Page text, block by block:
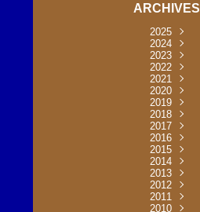
ARCHIVES
2025
Novembre
Juillet(1)
Mai
(1)
Avril
(1)
Janvier(1)
2024
Novembre
Octobre
Août
(1)
Mai
(8)
Avril
(2)
Mars
(1)
Février(1)
Janvier(2)
2023
Décembre
Novembre
Octobre
Juin
(29)
Mai (31)
Avril
(2)
2022
Décembre
Novembre
Octobre
Août
(33)
Juillet
(32)
Juin
(1)
Mai (35)
Avril
(31)
Mars
(32)
Février(2)
Janvier(30)
2021
Décembre
Novembre
Octobre(30)
Septembre
Août
(30)
Juillet(2)
Mai (30)
Avril
(3)
2020
Décembre
Novembre
Octobre(17)
Septembre
Mai (30)
Avril
(13)
Mars
(1)
2019
Octobre
Mai (30)
Avril
(5)
Mars
(31)
Février(3)
2018
Décembre
Novembre
Octobre
Août
(2)
Juin
(5)
Mai (30)
Avril
(31)
Mars
(3)
2017
Décembre
Novembre
Octobre
Août
(30)
Juillet
(33)
Juin
(4)
Mai (32)
2016
Décembre
Novembre
Octobre
Septembre
Août
(2)
Juin
(4)
2015
Décembre
Novembre
Octobre
Septembre
Août
(4)
2014
Septembre
Août
(3)
Juillet(6)
Juin
(31)
2013
Décembre
Novembre
Octobre
2012
Décembre
Novembre
2011
Décembre
2010